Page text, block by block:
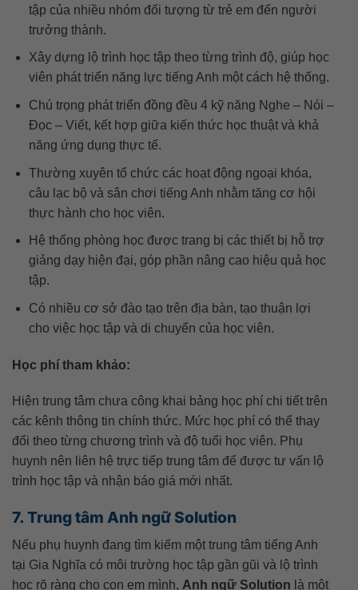
tập của nhiều nhóm đối tượng từ trẻ em đến người
trưởng thành.
Xây dựng lộ trình học tập theo từng trình độ, giúp học
viên phát triển năng lực tiếng Anh một cách hệ thống.
Chú trọng phát triển đồng đều 4 kỹ năng Nghe – Nói –
Đọc – Viết, kết hợp giữa kiến thức học thuật và khả
năng ứng dụng thực tế.
Thường xuyên tổ chức các hoạt động ngoại khóa,
câu lạc bộ và sân chơi tiếng Anh nhằm tăng cơ hội
thực hành cho học viên.
Hệ thống phòng học được trang bị các thiết bị hỗ trợ
giảng dạy hiện đại, góp phần nâng cao hiệu quả học
tập.
Có nhiều cơ sở đào tạo trên địa bàn, tạo thuận lợi
cho việc học tập và di chuyển của học viên.
Học phí tham khảo:
Hiện trung tâm chưa công khai bảng học phí chi tiết trên
các kênh thông tin chính thức. Mức học phí có thể thay
đổi theo từng chương trình và độ tuổi học viên. Phụ
huynh nên liên hệ trực tiếp trung tâm để được tư vấn lộ
trình học tập và nhận báo giá mới nhất.
7. Trung tâm Anh ngữ Solution
Nếu phụ huynh đang tìm kiếm một trung tâm tiếng Anh
tại Gia Nghĩa có môi trường học tập gần gũi và lộ trình
học rõ ràng cho con em mình, Anh ngữ Solution là một